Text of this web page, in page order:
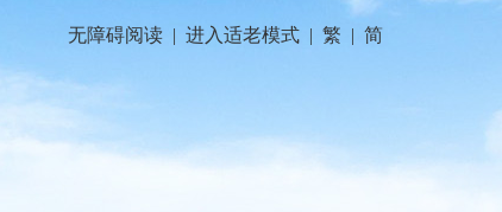
无障碍阅读 | 进入适老模式 | 繁 | 简